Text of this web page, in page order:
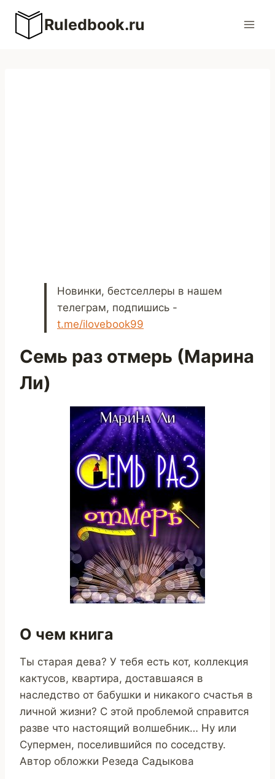
Перейти
содержимому
Ruledbook.ru
Новинки, бестселлеры в нашем
телеграм, подпишись -
t.me/ilovebook99
Семь раз отмерь (Марина
Ли)
О чем книга
Ты старая дева? У тебя есть кот, коллекция
кактусов, квартира, доставшаяся в
наследство от бабушки и никакого счастья в
личной жизни? С этой проблемой справится
разве что настоящий волшебник… Ну или
Супермен, поселившийся по соседству.
Автор обложки Резеда Садыкова